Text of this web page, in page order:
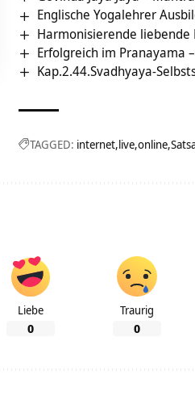
Englische Yogalehrer
Harmonisierende liebende
Erfolgreich im Pranayama
Kap.2.44.Svadhyaya-
TAGGED: internet live online
Liebe
0
Traurig
0